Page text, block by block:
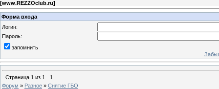
[www.REZZOclub.ru]
Форма входа
Логин:
Пароль:
запомнить
Страница 1 из 1
1
Форум » Разное » Снятие ГБО